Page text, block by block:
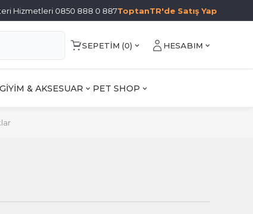
Hizmetleri 0850 888 0 887ToptanTR'de Satış Yap
SEPETIM (0) HESABIM
GİYİM & AKSESUAR PET SHOP